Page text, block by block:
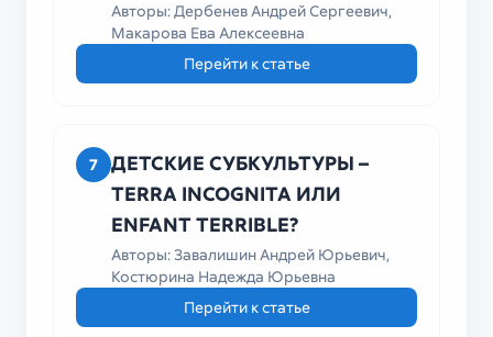
Авторы: Дербенев Андрей Сергеевич,
Макарова Ева Алексеевна
Перейти к статье
7
ДЕТСКИЕ СУБКУЛЬТУРЫ –
TERRA INCOGNITA ИЛИ
ENFANT TERRIBLE?
Авторы: Завалишин Андрей Юрьевич,
Костюрина Надежда Юрьевна
Перейти к статье